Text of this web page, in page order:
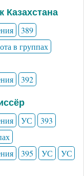
389
в группах
392
УС
393
395 УС УС